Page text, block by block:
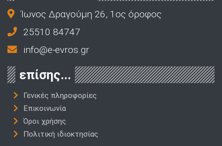
Ίωνος Δραγούμη 26, 1ος όροφος
25510 84747
info@e-evros.gr
επίσης...
Γενικές πληροφορίες
Επικοινωνία
Όροι χρήσης
Πολιτική ιδιοκτησίας